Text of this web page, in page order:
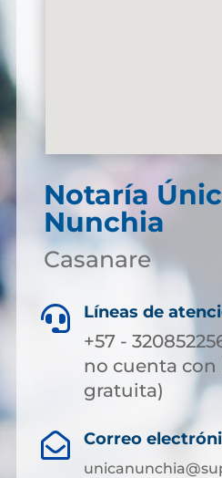
Notaría
Nunchia
Casanare
 Líneas de
+57 -
no cuenta con
gratuita)
 Correo